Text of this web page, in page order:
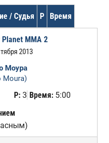
/ Судья Р Время
Planet MMA 2
2013
Моура
Moura)
Р:3 Время:5:00